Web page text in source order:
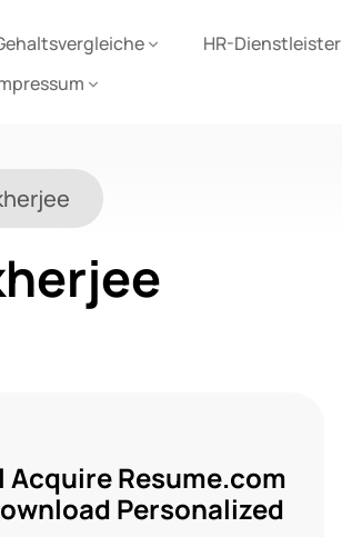
HR-Dienstleister
Acquire Resume.com
Personalized